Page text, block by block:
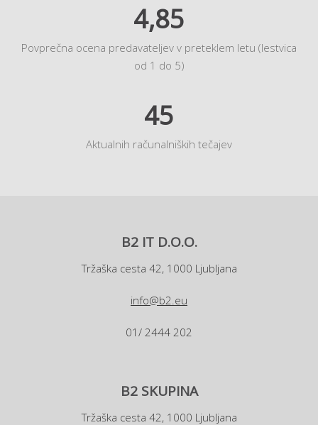
4,85
Povprečna ocena predavateljev v preteklem letu (lestvica
od 1 do 5)
45
Aktualnih računalniških tečajev
B2 IT D.O.O.
Tržaška cesta 42, 1000 Ljubljana
info@b2.eu
01/ 2444 202
B2 SKUPINA
Tržaška cesta 42, 1000 Ljubljana